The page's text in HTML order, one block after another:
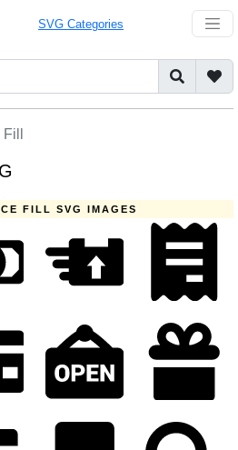
SVG Categories
FILL SVG IMAGES